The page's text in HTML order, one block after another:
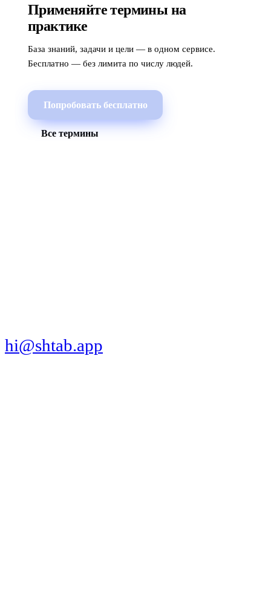
Применяйте термины на
практике
База знаний, задачи и цели — в одном сервисе.
Бесплатно — без лимита по числу людей.
Попробовать бесплатно
Все термины
hi@shtab.app